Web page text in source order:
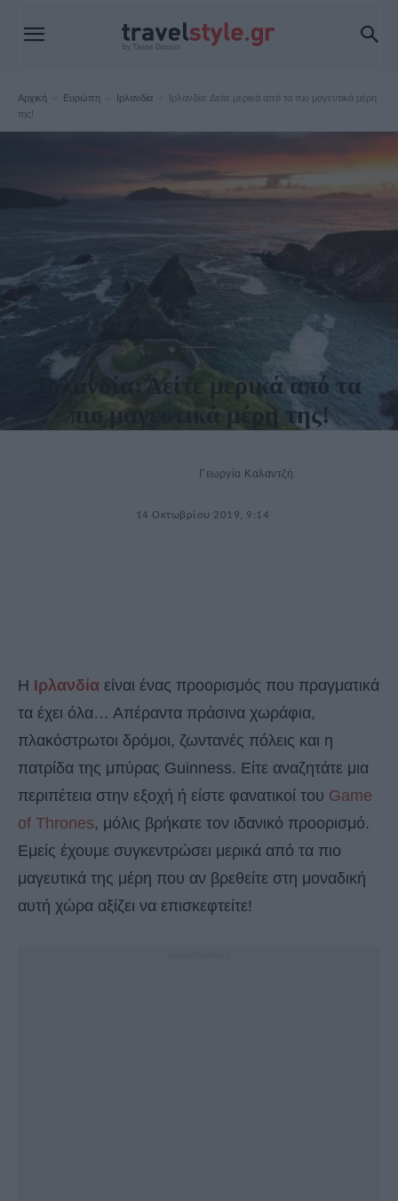
Αρχική Ευρώπη Ιρλανδία
Ιρλανδία: Δείτε μερικά από τα πιο μαγευτικά μέρη
της!
Ιρλανδία
Ιρλανδία: Δείτε μερικά από τα
πιο μαγευτικά μέρη της!
Γεωργία Καλαντζή
14 Οκτωβρίου 2019, 9:14
Η Ιρλανδία είναι ένας προορισμός που πραγματικά
τα έχει όλα… Απέραντα πράσινα χωράφια,
πλακόστρωτοι δρόμοι, ζωντανές πόλεις και η
πατρίδα της μπύρας Guinness. Είτε αναζητάτε μια
περιπέτεια στην εξοχή ή είστε φανατικοί του Game
of Thrones, μόλις βρήκατε τον ιδανικό προορισμό.
Εμείς έχουμε συγκεντρώσει μερικά από τα πιο
μαγευτικά της μέρη που αν βρεθείτε στη μοναδική
αυτή χώρα αξίζει να επισκεφτείτε!